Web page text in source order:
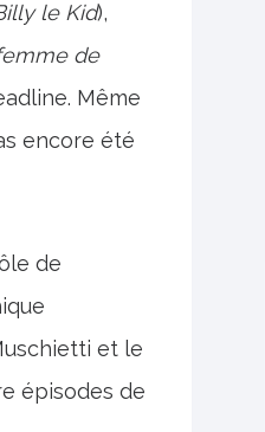
le Kid),
de
Même
encore été
de
et le
épisodes de